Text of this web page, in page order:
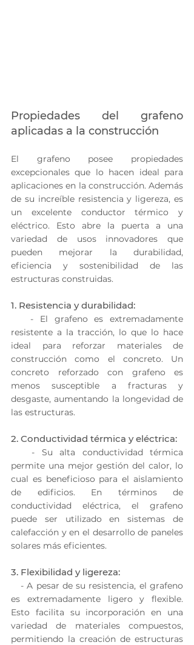
Propiedades del grafeno
aplicadas a la construcción
El grafeno posee propiedades
excepcionales que lo hacen ideal para
aplicaciones en la construcción. Además
de su increíble resistencia y ligereza, es
un excelente conductor térmico y
eléctrico. Esto abre la puerta a una
variedad de usos innovadores que
pueden mejorar la durabilidad,
eficiencia y sostenibilidad de las
estructuras construidas.
1. Resistencia y durabilidad:
resistente a la tracción, lo que lo hace
ideal para reforzar materiales de
construcción como el concreto. Un
concreto reforzado con grafeno es
menos susceptible a fracturas y
desgaste, aumentando la longevidad de
las estructuras.
2. Conductividad térmica y eléctrica:
permite una mejor gestión del calor, lo
cual es beneficioso para el aislamiento
de edificios. En términos de
conductividad eléctrica, el grafeno
puede ser utilizado en sistemas de
calefacción y en el desarrollo de paneles
solares más eficientes.
3. Flexibilidad y ligereza:
es extremadamente ligero y flexible.
Esto facilita su incorporación en una
variedad de materiales compuestos,
permitiendo la creación de estructuras